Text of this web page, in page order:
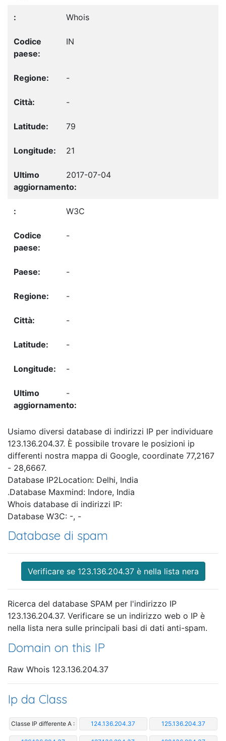
Whois
IN
-
-
79
21
2017-07-04
W3C
-
-
-
-
-
-
-
Usiamo diversi database di indirizzi IP per individuare
123.136.204.37. È possibile trovare le posizioni ip
differenti nostra mappa di Google, coordinate 77,2167
- 28,6667.
Database IP2Location: Delhi, India
.Database Maxmind: Indore, India
Whois database di indirizzi IP:
Database W3C: -, -
Database di spam
Verificare se 123.136.204.37 è nella lista nera
Ricerca del database SPAM per l'indirizzo IP
123.136.204.37. Verificare se un indirizzo web o IP è
nella lista nera sulle principali basi di dati anti-spam.
Domain on this IP
Raw Whois 123.136.204.37
Ip da Class
Classe IP differente A : 124.136.204.37 125.136.204.37